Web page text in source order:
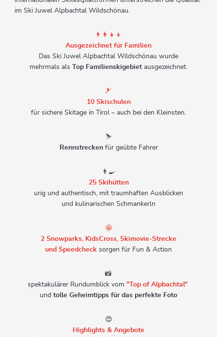
im Ski Juwel Alpbachtal Wildschönau.
👨‍👩‍👧‍👦
Ausgezeichnet für Familien
Das Ski Juwel Alpbachtal Wildschönau wurde
mehrmals als
Top Familienskigebietausgezeichnet.
🎿
10 Skischulen
für sichere Skitage in Tirol – auch bei den Kleinsten.
⛷️
Rennstreckenfür geübte Fahrer
👨‍🍳
25 Skihütten
urig und authentisch, mit traumhaften Ausblicken
und kulinarischen Schmankerln
🤩
2 Snowparks, KidsCross, Skimovie-Strecke
und Speedcheck sorgen für Fun & Action
📸
spektakulärer Rundumblick vom "Top of Alpbachtal"
und tolle Geheimtipps für das perfekte Foto
😍
Highlights & Angebote